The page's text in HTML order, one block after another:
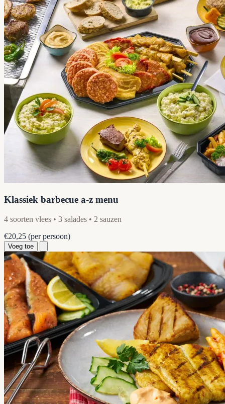
Klassiek barbecue a-z menu
4 soorten vlees • 3 salades • 2 sauzen
€20,25 (per persoon)
Voeg toe